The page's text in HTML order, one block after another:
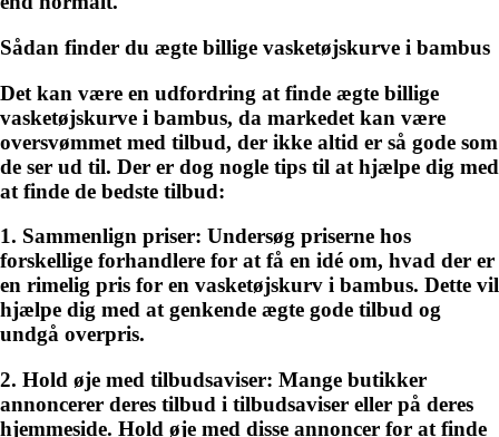
Sådan finder du ægte billige vasketøjskurve i bambus
Det kan være en udfordring at finde ægte billige
vasketøjskurve i bambus, da markedet kan være
oversvømmet med tilbud, der ikke altid er så gode som
de ser ud til. Der er dog nogle tips til at hjælpe dig med
at finde de bedste tilbud:
1. Sammenlign priser: Undersøg priserne hos
forskellige forhandlere for at få en idé om, hvad der er
en rimelig pris for en vasketøjskurv i bambus. Dette vil
hjælpe dig med at genkende ægte gode tilbud og
undgå overpris.
2. Hold øje med tilbudsaviser: Mange butikker
annoncerer deres tilbud i tilbudsaviser eller på deres
hjemmeside. Hold øje med disse annoncer for at finde